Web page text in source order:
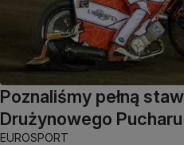
Poznaliśmy pełną
Drużynowego
EUROSPORT